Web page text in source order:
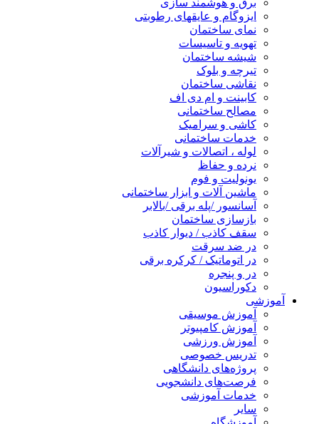
برق و هوشمند سازی
ایزوگام و عایقهای رطوبتی
نمای ساختمان
تهویه و تاسیسات
شیشه ساختمان
تیرچه و بلوک
نقاشی ساختمان
کابینت و ام دی اف
مصالح ساختمانی
کاشی و سرامیک
خدمات ساختمانی
لوله ، اتصالات و شیرآلات
نرده و حفاظ
یونولیت و فوم
ماشین آلات و ابزار ساختمانی
آسانسور /پله برقی /بالابر
بازسازی ساختمان
سقف کاذب / دیوار کاذب
در ضد سرقت
در اتوماتیک / کرکره برقی
در و پنجره
دکوراسیون
آموزشی
آموزش موسیقی
آموزش کامپیوتر
آموزش ورزشی
تدریس خصوصی
پروژه‌های دانشگاهی
فرصت‌های دانشجویی
خدمات آموزشی
سایر